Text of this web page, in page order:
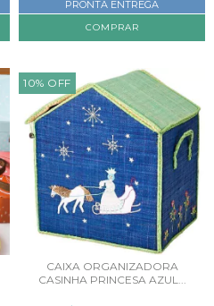
PRONTA ENTREGA
10% OFF
CAIXA ORGANIZADORA
CASINHA PRINCESA AZUL...